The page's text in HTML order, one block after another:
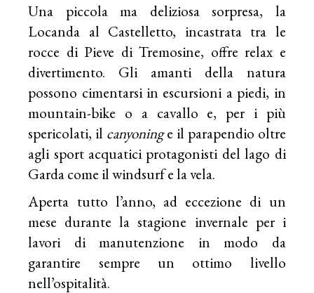
Una piccola ma deliziosa sorpresa, la
Locanda al Castelletto, incastrata tra le
rocce di Pieve di Tremosine, offre relax e
divertimento. Gli amanti della natura
possono cimentarsi in escursioni a piedi, in
mountain-bike o a cavallo e, per i più
spericolati, il canyoninge il parapendio oltre
agli sport acquatici protagonisti del lago di
Garda come il windsurf e la vela.
Aperta tutto l’anno, ad eccezione di un
mese durante la stagione invernale per i
lavori di manutenzione in modo da
garantire sempre un ottimo livello
nell’ospitalità.